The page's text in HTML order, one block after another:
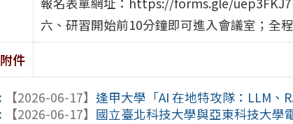
六、研習開始前10分鐘即可進入會議室；全
件
【2026-06-17】 逢甲大學「AI 在地特攻隊：LLM、
【2026-06-17】 國立臺北科技大學與亞東科技大學